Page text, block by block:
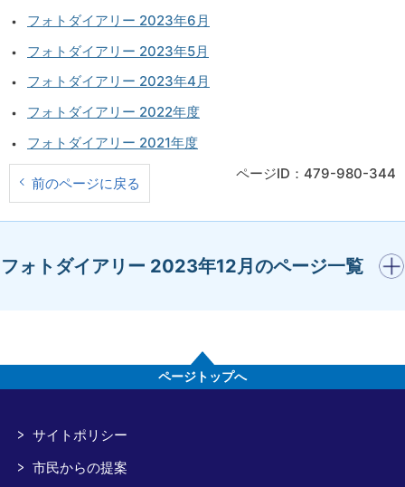
フォトダイアリー 2023年6月
フォトダイアリー 2023年5月
フォトダイアリー 2023年4月
フォトダイアリー 2022年度
フォトダイアリー 2021年度
前のページに戻る
ページID：479-980-344
フォトダイアリー 2023年12月のページ一覧
開く
ページトップへ
サイトポリシー
市民からの提案